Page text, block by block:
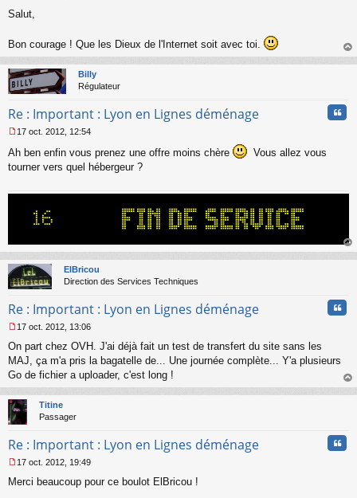
e
a
g
e
n
n
u
Salut,
Bon courage ! Que les Dieux de l'Internet soit avec toi.
au
Billy
Régulateur
Re : Important : Lyon en Lignes déménage
e
s
n
l
u
17 oct. 2012, 12:54
Ah ben enfin vous prenez une offre moins chère
Vous allez vous
tourner vers quel hébergeur ?
au
ElBricou
Direction des Services Techniques
Re : Important : Lyon en Lignes déménage
e
s
s
g
e
n
n
u
17 oct. 2012, 13:06
On part chez OVH. J'ai déjà fait un test de transfert du site sans les
MAJ, ça m'a pris la bagatelle de... Une journée complète... Y'a plusieurs
Go de fichier a uploader, c'est long !
au
Titine
Passager
Re : Important : Lyon en Lignes déménage
e
17 oct. 2012, 19:49
Merci beaucoup pour ce boulot ElBricou !